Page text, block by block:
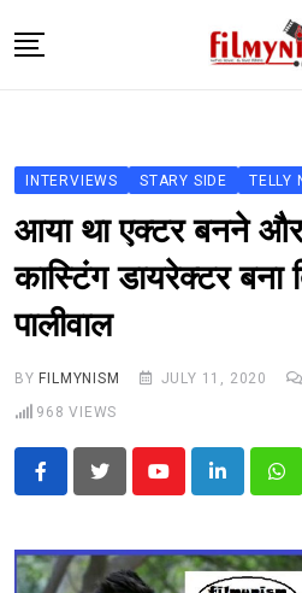
to
TELEVISION
BHOJPURI
NEWS ABTAK
STARRY SIDES
MORE
INTERVIEWS STARY SIDE TELLY
आया था एक्टर बनने
कास्टिंग डायरेक्टर बना
पालीवाल
BY FILMYNISM JULY 11, 2020
968 VIEWS
YoutubeLinkedIn